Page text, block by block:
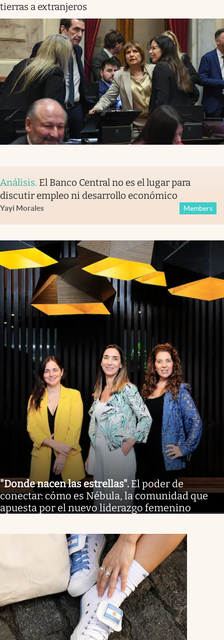
tierras a extranjeros
Análisis. El Banco Central no es el lugar para
discutir empleo ni desarrollo económico
Yayi Morales Members
"Donde nacen las estrellas". El poder de
conectar: cómo es Nébula, la comunidad que
apuesta por el nuevo liderazgo femenino